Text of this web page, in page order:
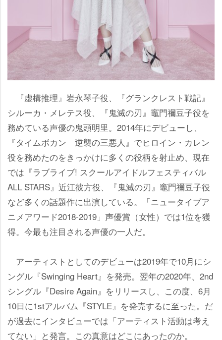
『虚構推理』岩永琴子役、『グランクレスト戦記』
シルーカ・メレテス役、『鬼滅の刃』竈門禰豆子役を
務めている声優の鬼頭明里。2014年にデビューし、
『タイムボカン 逆襲の三悪人』でヒロイン・カレン
役を務めたのをきっかけに多くの役柄を射止め、現在
では『ラブライブ! スクールアイドルフェスティバル
ALL STARS』近江彼方役、『鬼滅の刃』竈門禰豆子役
など多くの話題作に出演している。「ニュータイプア
ニメアワード2018-2019」声優賞（女性）では1位を獲
得。今最も注目される声優の一人だ。
アーティストとしてのデビューは2019年で10月にシ
ングル『Swinging Heart』を発売。翌年の2020年、2nd
シングル『Desire Again』をリリースし、この度、6月
10日に1stアルバム『STYLE』を発売するに至った。だ
が過去にインタビューでは「アーティスト活動は考え
てない」と発言。この真意はどこにあったのか。